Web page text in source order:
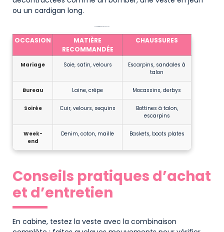
ou un cardigan long.
OCCASION
MATIÈRE
RECOMMANDÉE
CHAUSSURES
Mariage Soie, satin, velours
Escarpins, sandales à
talon
Bureau Laine, crêpe Mocassins, derbys
Soirée Cuir, velours, sequins
Bottines à talon,
escarpins
Week-
end
Denim, coton, maille Baskets, boots plates
Conseils pratiques d’achat
et d’entretien
En cabine, testez la veste avec la combinaison